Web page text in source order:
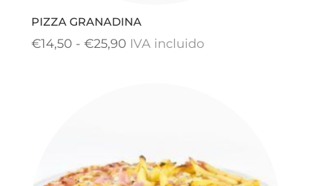
PIZZA GRANADINA
€14,50 - €25,90Rango
€25,90
IVA incluido